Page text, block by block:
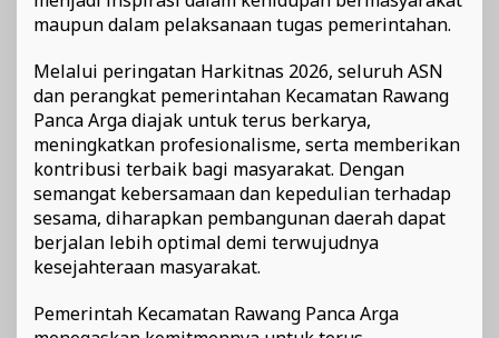
maupun dalam pelaksanaan tugas pemerintahan.
Melalui peringatan Harkitnas 2026, seluruh ASN
dan perangkat pemerintahan Kecamatan Rawang
Panca Arga diajak untuk terus berkarya,
meningkatkan profesionalisme, serta memberikan
kontribusi terbaik bagi masyarakat. Dengan
semangat kebersamaan dan kepedulian terhadap
sesama, diharapkan pembangunan daerah dapat
berjalan lebih optimal demi terwujudnya
kesejahteraan masyarakat.
Pemerintah Kecamatan Rawang Panca Arga